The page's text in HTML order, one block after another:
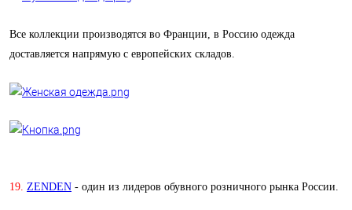
Все коллекции производятся во Франции, в Россию одежда
доставляется напрямую с европейских складов.
19. ZENDEN - один из лидеров обувного розничного рынка России.